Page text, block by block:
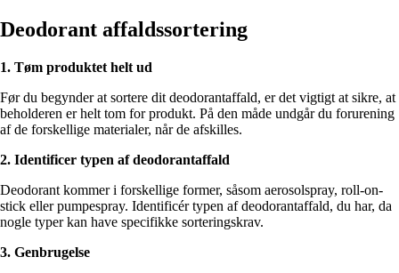
Deodorant affaldssortering
1. Tøm produktet helt ud
Før du begynder at sortere dit deodorantaffald, er det vigtigt at sikre, at
beholderen er helt tom for produkt. På den måde undgår du forurening
af de forskellige materialer, når de afskilles.
2. Identificer typen af deodorantaffald
Deodorant kommer i forskellige former, såsom aerosolspray, roll-on-
stick eller pumpespray. Identificér typen af deodorantaffald, du har, da
nogle typer kan have specifikke sorteringskrav.
3. Genbrugelse